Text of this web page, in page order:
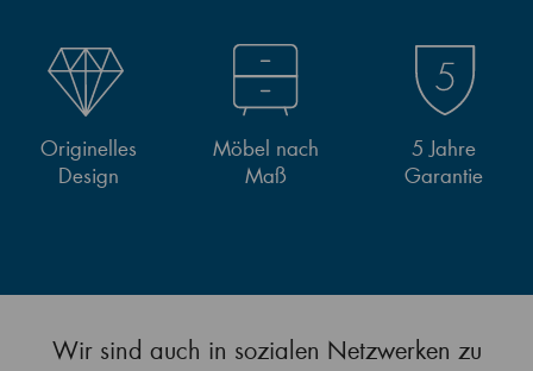
Originelles
Design
Möbel nach
Maß
5 Jahre
Garantie
Wir sind auch in sozialen Netzwerken zu